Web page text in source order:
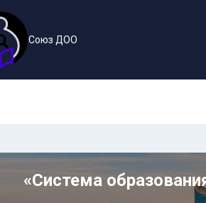
Союз ДОО
«Система